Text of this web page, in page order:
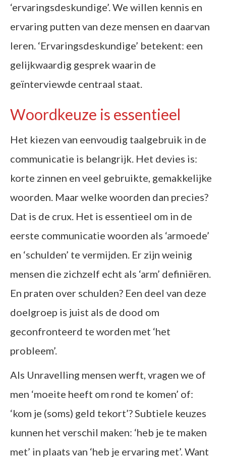
‘ervaringsdeskundige’. We willen kennis en
ervaring putten van deze mensen en daarvan
leren. ‘Ervaringsdeskundige’ betekent: een
gelijkwaardig gesprek waarin de
geïnterviewde centraal staat.
Woordkeuze is essentieel
Het kiezen van eenvoudig taalgebruik in de
communicatie is belangrijk. Het devies is:
korte zinnen en veel gebruikte, gemakkelijke
woorden. Maar welke woorden dan precies?
Dat is de crux. Het is essentieel om in de
eerste communicatie woorden als ‘armoede’
en ‘schulden’ te vermijden. Er zijn weinig
mensen die zichzelf echt als ‘arm’ definiëren.
En praten over schulden? Een deel van deze
doelgroep is juist als de dood om
geconfronteerd te worden met ‘het
probleem’.
Als Unravelling mensen werft, vragen we of
men ‘moeite heeft om rond te komen’ of:
‘kom je (soms) geld tekort’? Subtiele keuzes
kunnen het verschil maken: ‘heb je te maken
met’ in plaats van ‘heb je ervaring met’. Want